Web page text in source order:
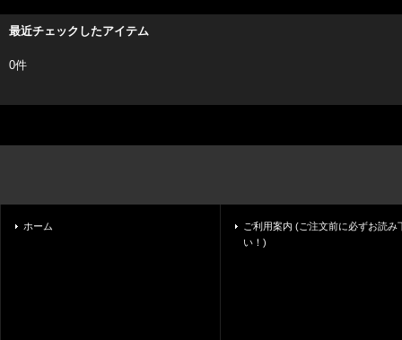
最近チェックしたアイテム
0件
ホーム
ご利用案内 (ご注文前に必ずお読み
い！)